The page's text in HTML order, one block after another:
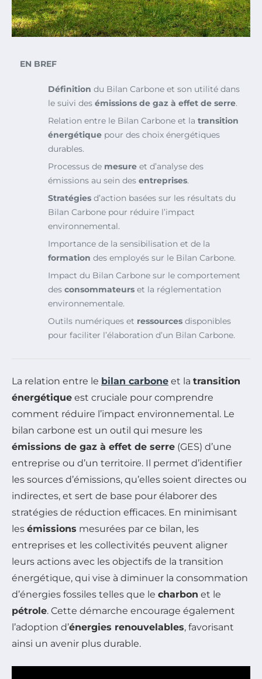
EN BREF
Définition du Bilan Carbone et son utilité dans
le suivi des émissions de gaz à effet de serre.
Relation entre le Bilan Carbone et la transition
énergétique pour des choix énergétiques
durables.
Processus de mesure et d’analyse des
émissions au sein des entreprises.
Stratégies d’action basées sur les résultats du
Bilan Carbone pour réduire l’impact
environnemental.
Importance de la sensibilisation et de la
formation des employés sur le Bilan Carbone.
Impact du Bilan Carbone sur le comportement
des consommateurs et la réglementation
environnementale.
Outils numériques et ressources disponibles
pour faciliter l’élaboration d’un Bilan Carbone.
La relation entre le bilan carbone et la transition
énergétique est cruciale pour comprendre
comment réduire l’impact environnemental. Le
bilan carbone est un outil qui mesure les
émissions de gaz à effet de serre (GES) d’une
entreprise ou d’un territoire. Il permet d’identifier
les sources d’émissions, qu’elles soient directes ou
indirectes, et sert de base pour élaborer des
stratégies de réduction efficaces. En minimisant
les émissions mesurées par ce bilan, les
entreprises et les collectivités peuvent aligner
leurs actions avec les objectifs de la transition
énergétique, qui vise à diminuer la consommation
d’énergies fossiles telles que le charbon et le
pétrole. Cette démarche encourage également
l’adoption d’énergies renouvelables, favorisant
ainsi un avenir plus durable.